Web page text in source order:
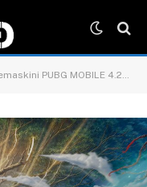
PUBG MOBILE 4.2: Mod Primewood Genesis, Barkle Treant & Sistem Musim Baharu